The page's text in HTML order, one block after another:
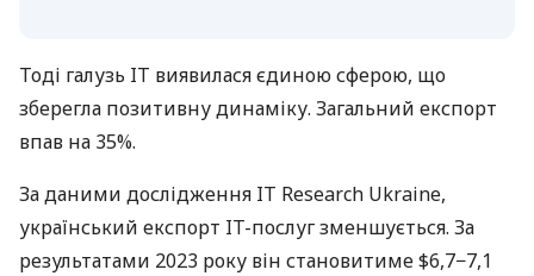
Тоді галузь IT виявилася єдиною сферою, що
зберегла позитивну динаміку. Загальний експорт
впав на 35%.
За даними дослідження IT Research Ukraine,
український експорт IT-послуг зменшується. За
результатами 2023 року він становитиме $6,7−7,1